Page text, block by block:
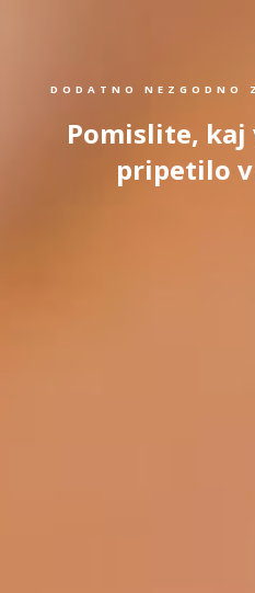
DODATNO NEZGODNO
Pomislite, kaj
pripetilo